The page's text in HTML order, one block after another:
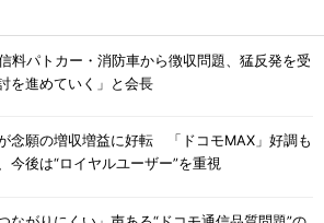
料パトカー・消防車から徴収問題、猛反発を受
を進めていく」と会長
念願の増収増益に好転 「ドコモMAX」好調も
今後は“ロイヤルユーザー”を重視